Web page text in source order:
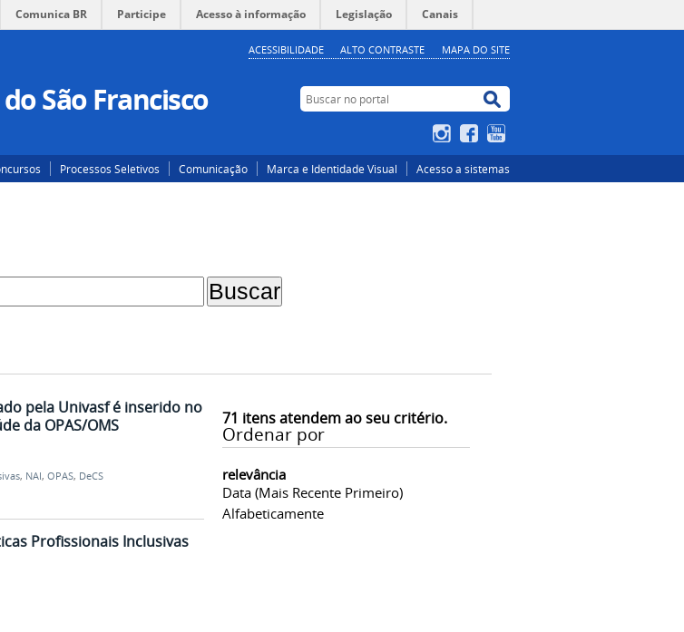
Comunica BR Participe Acesso à informação Legislação Canais
ACESSIBILIDADE ALTO CONTRASTE MAPA DO SITE
São Francisco Buscar no portal
Buscar no portal
InstagramFacebook
Processos Seletivos Comunicação Marca e Identidade Visual Acesso a sistemas
71 itens atendem ao seu critério.
Ordenar por
relevância
Data (mais Recente Primeiro)
Alfabeticamente
pela Univasf é inserido no
da OPAS/OMS
, NAI, OPAS, DeCS
Profissionais Inclusivas